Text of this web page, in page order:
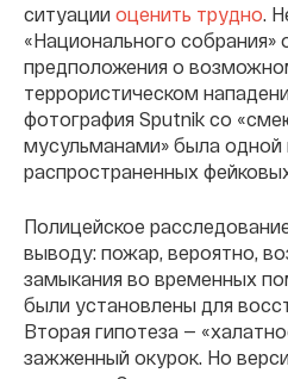
ситуации оценить трудно.
«Национального собрания»
предположения о
террористическом
фотография Sputnik со
мусульманами» была одной
распространенных
Полицейское
выводу: пожар, вероятно,
замыкания во временных
были установлены для
Вторая гипотеза —
зажженный окурок. Но